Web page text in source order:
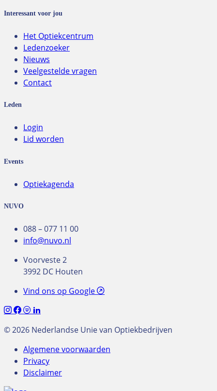
Interessant voor jou
Het Optiekcentrum
Ledenzoeker
Nieuws
Veelgestelde vragen
Contact
Leden
Login
Lid worden
Events
Optiekagenda
NUVO
088 – 077 11 00
info@nuvo.nl
Voorveste 2
3992 DC Houten
Vind ons op Google
© 2026 Nederlandse Unie van Optiekbedrijven
Algemene voorwaarden
Privacy
Disclaimer